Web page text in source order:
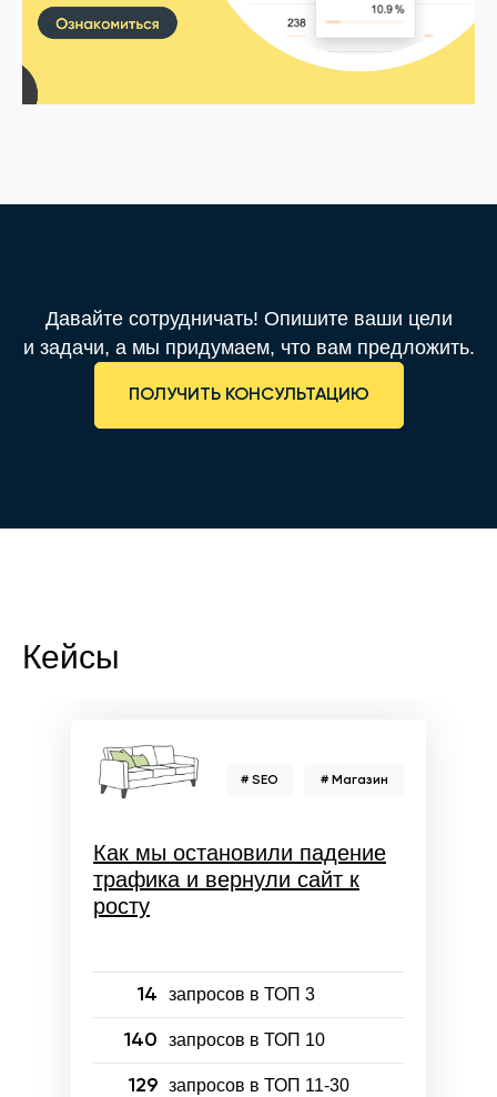
Давайте сотрудничать! Опишите ваши цели
и задачи, а мы придумаем, что вам предложить.
ПОЛУЧИТЬ КОНСУЛЬТАЦИЮ
Кейсы
запросов в ТОП 3
14
запросов в ТОП 11-30
запросов в ТОП 10
129
140
Как мы остановили падение
трафика и вернули сайт к
росту
# Магазин
# SEO